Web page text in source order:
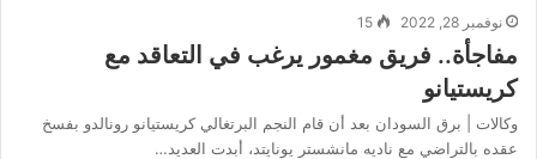
نوفمبر 28, 2022 15
مفاجأة.. فريق مغمور يرغب في التعاقد مع
كريستيانو
وكالات | برق السودان بعد أن قام النجم البرتغالي كريستيانو رونالدو بفسخ
عقده بالتراضي مع ناديه مانشستر يونايتد، أبدت العديد…